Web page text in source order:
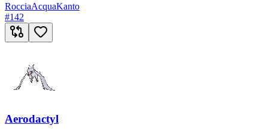
RocciaAcquaKanto
#142
Aerodactyl